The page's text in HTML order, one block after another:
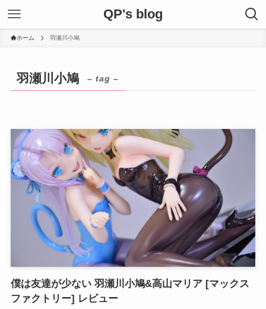
QP's blog
ホーム 羽瀬川小鳩
羽瀬川小鳩 – tag –
僕は友達が少ない 羽瀬川小鳩&高山マリア [マックス
ファクトリー] レビュー